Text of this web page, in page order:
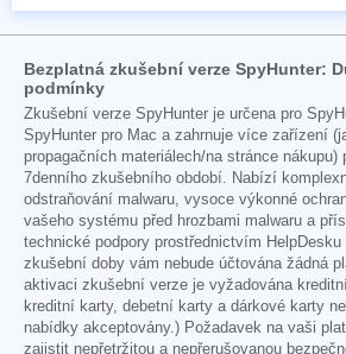
Bezplatná zkušební verze SpyHunter:
podmínky
Zkušební verze SpyHunter je určena pro
SpyHunter pro Mac a zahrnuje více zařízení
propagačních materiálech/na stránce nákupu)
7denního zkušebního období. Nabízí
odstraňování malwaru, vysoce výkonné
vašeho systému před hrozbami malwaru a
technické podpory prostřednictvím HelpDesku
zkušební doby vám nebude účtována žádná
aktivaci zkušební verze je vyžadována
kreditní karty, debetní karty a dárkové karty
nabídky akceptovány.) Požadavek na vaši
zajistit nepřetržitou a nepřerušovanou